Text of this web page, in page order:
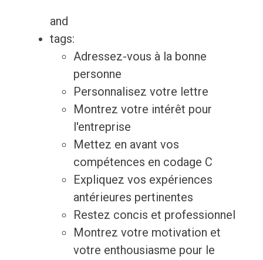
and
tags:
Adressez-vous à la bonne
personne
Personnalisez votre lettre
Montrez votre intérêt pour
l'entreprise
Mettez en avant vos
compétences en codage C
Expliquez vos expériences
antérieures pertinentes
Restez concis et professionnel
Montrez votre motivation et
votre enthousiasme pour le